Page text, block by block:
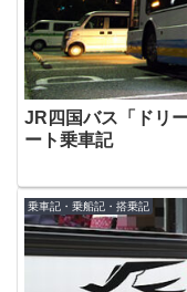
JR四国バス「ドリ
ート乗車記
乗車記・乗船記・搭乗記